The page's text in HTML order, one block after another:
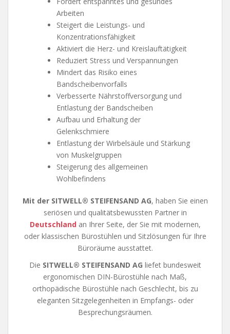
Arbeiten
Steigert die Leistungs- und
Konzentrationsfähigkeit
Aktiviert die Herz- und Kreislauftätigkeit
Reduziert Stress und Verspannungen
Mindert das Risiko eines
Bandscheibenvorfalls
Verbesserte Nährstoffversorgung und
Entlastung der Bandscheiben
Aufbau und Erhaltung der
Gelenkschmiere
Entlastung der Wirbelsäule und Stärkung
von Muskelgruppen
Steigerung des allgemeinen
Wohlbefindens
Mit der SITWELL® STEIFENSAND AG, haben Sie einen
seriösen und qualitätsbewussten Partner in
Deutschlandan Ihrer Seite, der Sie mit modernen,
oder klassischen Bürostühlen und Sitzlösungen für Ihre
Büroräume ausstattet.
Die SITWELL® STEIFENSAND AG liefet bundesweit
ergonomischen DIN-Bürostühle nach Maß,
orthopädische Bürostühle nach Geschlecht, bis zu
eleganten Sitzgelegenheiten in Empfangs- oder
Besprechungsräumen.